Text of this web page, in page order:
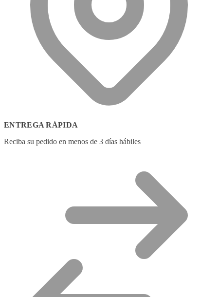
ENTREGA RÁPIDA
Reciba su pedido en menos de 3 días hábiles